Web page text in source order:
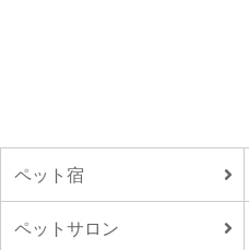
ペット宿
ペットサロン